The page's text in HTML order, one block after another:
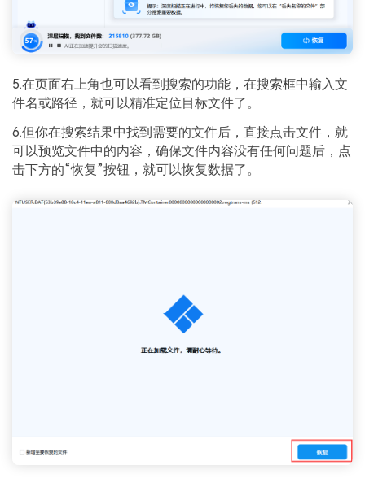
5.在页面右上角也可以看到搜索的功能，在搜索框中输入文
件名或路径，就可以精准定位目标文件了。
6.但你在搜索结果中找到需要的文件后，直接点击文件，就
可以预览文件中的内容，确保文件内容没有任何问题后，点
击下方的“恢复”按钮，就可以恢复数据了。